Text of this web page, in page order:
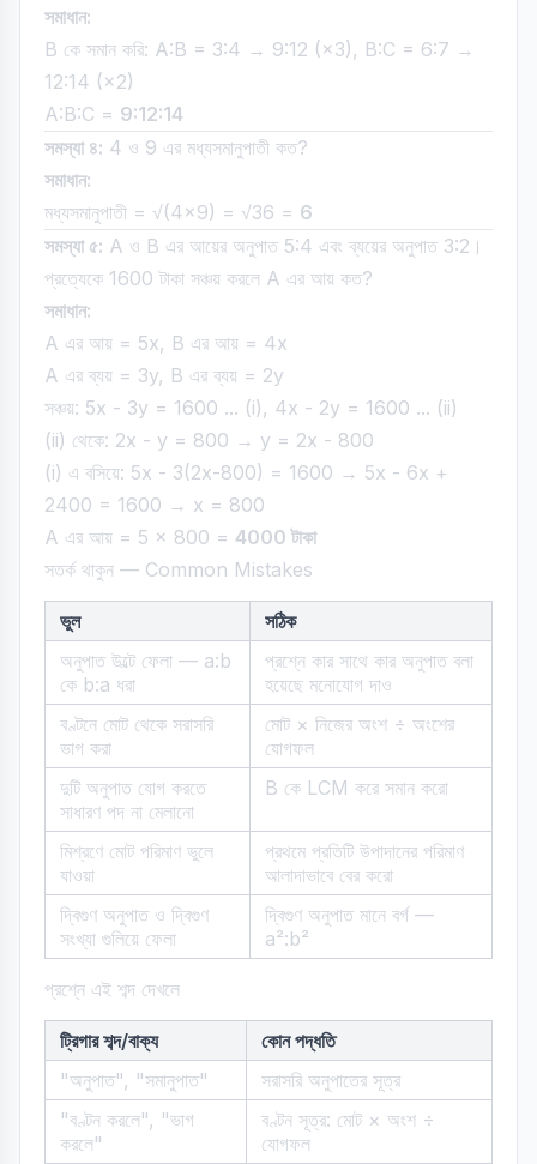
সমাধান:
B কে সমান করি: A:B = 3:4 → 9:12 (×3), B:C = 6:7 →
12:14 (×2)
A:B:C = 9:12:14
সমস্যা ৪: 4 ও 9 এর মধ্যসমানুপাতী কত?
সমাধান:
মধ্যসমানুপাতী = √(4×9) = √36 = 6
সমস্যা ৫: A ও B এর আয়ের অনুপাত 5:4 এবং ব্যয়ের অনুপাত 3:2।
প্রত্যেকে 1600 টাকা সঞ্চয় করলে A এর আয় কত?
সমাধান:
A এর আয় = 5x, B এর আয় = 4x
A এর ব্যয় = 3y, B এর ব্যয় = 2y
সঞ্চয়: 5x - 3y = 1600 ... (i), 4x - 2y = 1600 ... (ii)
(ii) থেকে: 2x - y = 800 → y = 2x - 800
(i) এ বসিয়ে: 5x - 3(2x-800) = 1600 → 5x - 6x +
2400 = 1600 → x = 800
A এর আয় = 5 × 800 = 4000 টাকা
সতর্ক থাকুন — Common Mistakes
ভুল
সঠিক
অনুপাত উল্টে ফেলা — a:b
কে b:a ধরা
প্রশ্নে কার সাথে কার অনুপাত বলা
হয়েছে মনোযোগ দাও
বণ্টনে মোট থেকে সরাসরি
ভাগ করা
মোট × নিজের অংশ ÷ অংশের
যোগফল
দুটি অনুপাত যোগ করতে
সাধারণ পদ না মেলানো
B কে LCM করে সমান করো
মিশ্রণে মোট পরিমাণ ভুলে
যাওয়া
প্রথমে প্রতিটি উপাদানের পরিমাণ
আলাদাভাবে বের করো
দ্বিগুণ অনুপাত ও দ্বিগুণ
সংখ্যা গুলিয়ে ফেলা
দ্বিগুণ অনুপাত মানে বর্গ —
a²:b²
প্রশ্নে এই শব্দ দেখলে
ট্রিগার শব্দ/বাক্য
কোন পদ্ধতি
"অনুপাত", "সমানুপাত"
সরাসরি অনুপাতের সূত্র
"বণ্টন করলে", "ভাগ
করলে"
বণ্টন সূত্র: মোট × অংশ ÷
যোগফল